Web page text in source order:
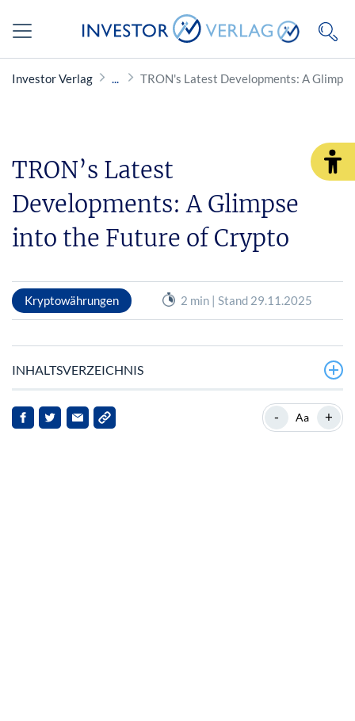
Investor Verlag TRON's Latest Developments: A
TRON’s Latest
Developments: A Glimpse
into the Future of Crypto
Kryptowährungen 2 min | Stand 29.11.2025
INHALTSVERZEICHNIS
TRON’s Current Landscape
- Aa +